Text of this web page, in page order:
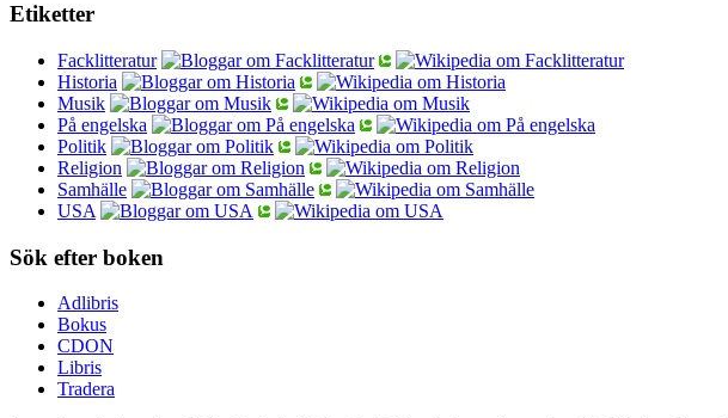
Etiketter
Facklitteratur
Historia
Musik
På engelska
Politik
Religion
Samhälle
USA
Sök efter boken
Adlibris
Bokus
CDON
Libris
Tradera